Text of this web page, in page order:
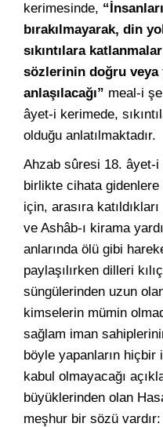
kerimesinde,
bırakılmayarak, din
sıkıntılara
sözlerinin doğru veya
anlaşılacağı” meal-i
âyet-i kerimede,
olduğu anlatılmaktadır.
Ahzab sûresi 18. âyet-
birlikte cihata
için, arasıra
ve Ashâb-ı kirama
anlarında ölü gibi
paylaşılırken dilleri
süngülerinden uzun
kimselerin mümin
sağlam iman
böyle yapanların hiçbir
kabul olmayacağı
büyüklerinden olan
meşhur bir sözü